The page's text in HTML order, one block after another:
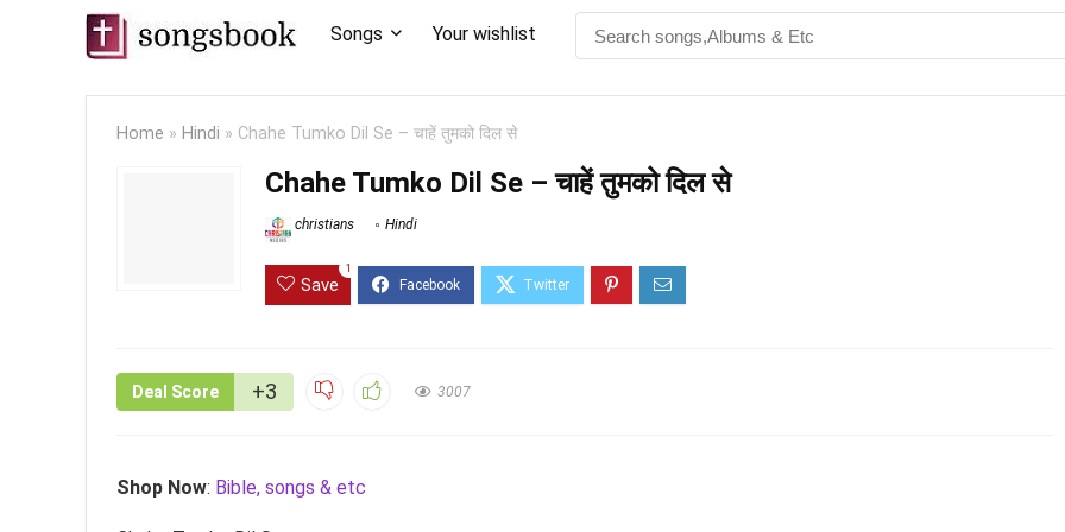
Songs Your wishlist
Home » Hindi » Chahe Tumko Dil Se – चाहें तुमको दिल से
Chahe Tumko Dil Se – चाहें तुमको दिल से
christians Hindi
Save
1
Deal Score +3 3007
Shop Now: Bible, songs & etc